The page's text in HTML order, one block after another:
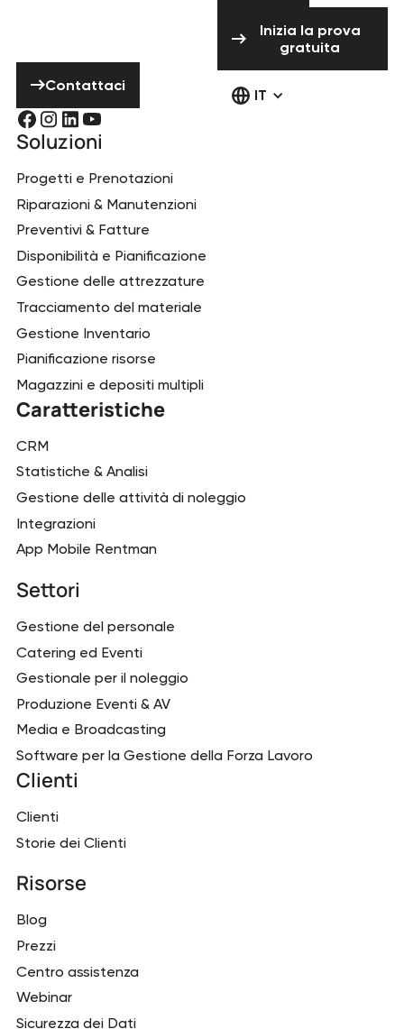
Contattaci
Inizia la prova
gratuita
IT
Soluzioni
Progetti e Prenotazioni
Riparazioni & Manutenzioni
Preventivi & Fatture
Disponibilità e Pianificazione
Gestione delle attrezzature
Tracciamento del materiale
Gestione Inventario
Pianificazione risorse
Magazzini e depositi multipli
Caratteristiche
CRM
Statistiche & Analisi
Gestione delle attività di noleggio
Integrazioni
App Mobile Rentman
Settori
Gestione del personale
Catering ed Eventi
Gestionale per il noleggio
Produzione Eventi & AV
Media e Broadcasting
Software per la Gestione della Forza Lavoro
Clienti
Clienti
Storie dei Clienti
Risorse
Blog
Prezzi
Centro assistenza
Webinar
Sicurezza dei Dati